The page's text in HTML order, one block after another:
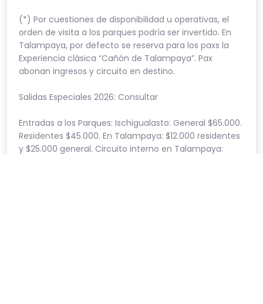
(*) Por cuestiones de disponibilidad u operativas, el
orden de visita a los parques podría ser invertido. En
Talampaya, por defecto se reserva para los paxs la
Experiencia clásica “Cañón de Talampaya”. Pax
abonan ingresos y circuito en destino.
Salidas Especiales 2026: Consultar
Entradas a los Parques: Ischigualasto: General $65.000.
Residentes $45.000. En Talampaya: $12.000 residentes
y $25.000 general. Circuito interno en Talampaya: